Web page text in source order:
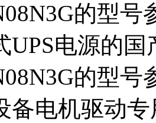
的型号
UPS电源的
的型号
备电机驱动